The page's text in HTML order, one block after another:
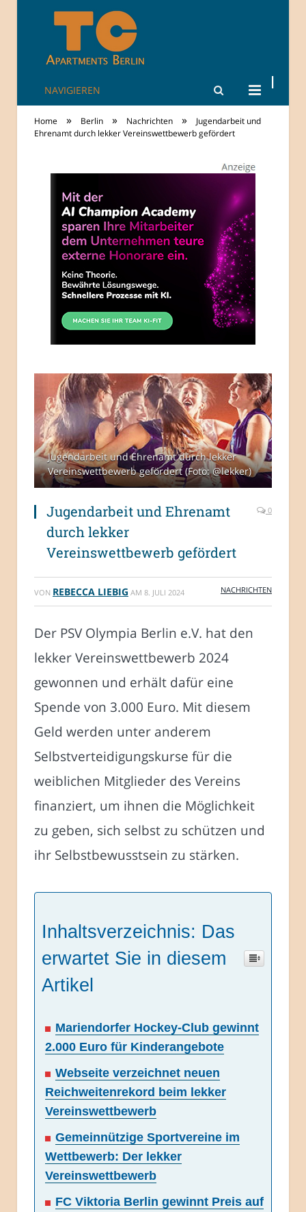
TheCity: Living
Apartments in
Berlin
NAVIGIEREN
Home » Berlin » Nachrichten »
Jugendarbeit und
Ehrenamt durch lekker Vereinswettbewerb gefördert
Jugendarbeit und Ehrenamt durch lekker
Vereinswettbewerb gefördert (Foto: @lekker)
Jugendarbeit und Ehrenamt
durch lekker
Vereinswettbewerb gefördert
0
VON REBECCA LIEBIG AM 8. JULI 2024 NACHRICHTEN
Der PSV Olympia Berlin e.V. hat den
lekker Vereinswettbewerb 2024
gewonnen und erhält dafür eine
Spende von 3.000 Euro. Mit diesem
Geld werden unter anderem
Selbstverteidigungskurse für die
weiblichen Mitglieder des Vereins
finanziert, um ihnen die Möglichkeit
zu geben, sich selbst zu schützen und
ihr Selbstbewusstsein zu stärken.
Inhaltsverzeichnis: Das
erwartet Sie in diesem
Artikel
Mariendorfer Hockey-Club gewinnt
2.000 Euro für Kinderangebote
Webseite verzeichnet neuen
Reichweitenrekord beim lekker
Vereinswettbewerb
Gemeinnützige Sportvereine im
Wettbewerb: Der lekker
Vereinswettbewerb
FC Viktoria Berlin gewinnt Preis auf